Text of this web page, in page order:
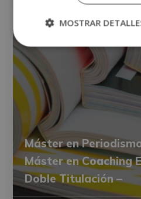
Máster en
Máster en Coaching
Doble Titulación –
MOSTRAR